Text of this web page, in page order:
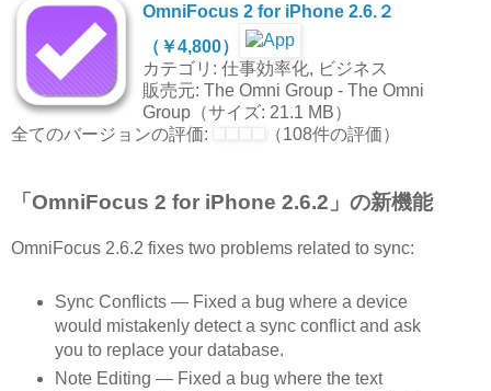
OmniFocus 2 for iPhone 2.6.２
（￥4,800）
カテゴリ: 仕事効率化, ビジネス
販売元: The Omni Group - The Omni
Group（サイズ: 21.1 MB）
全てのバージョンの評価:
（108件の評価）
「OmniFocus 2 for iPhone 2.6.2」の新機能
OmniFocus 2.6.2 fixes two problems related to sync:
Sync Conflicts — Fixed a bug where a device
would mistakenly detect a sync conflict and ask
you to replace your database.
Note Editing — Fixed a bug where the text